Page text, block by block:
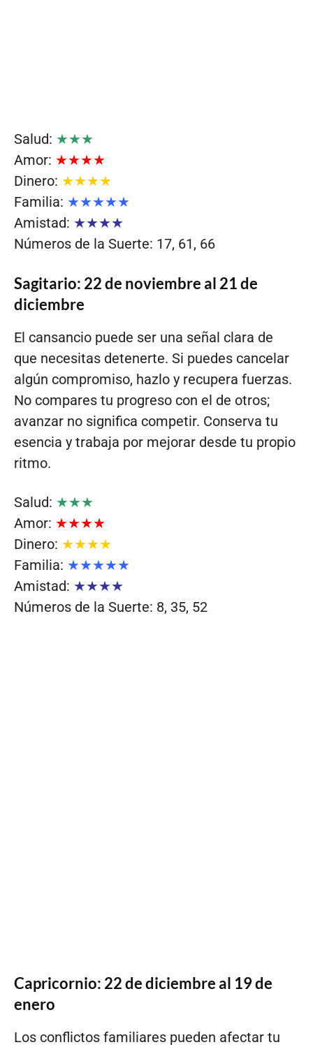
Salud: ★★★
Amor: ★★★★
Dinero: ★★★★
Familia: ★★★★★
Amistad: ★★★★
Números de la Suerte: 17, 61, 66
Sagitario: 22 de noviembre al 21 de
diciembre
El cansancio puede ser una señal clara de
que necesitas detenerte. Si puedes cancelar
algún compromiso, hazlo y recupera fuerzas.
No compares tu progreso con el de otros;
avanzar no significa competir. Conserva tu
esencia y trabaja por mejorar desde tu propio
ritmo.
Salud: ★★★
Amor: ★★★★
Dinero: ★★★★
Familia: ★★★★★
Amistad: ★★★★
Números de la Suerte: 8, 35, 52
Capricornio: 22 de diciembre al 19 de
enero
Los conflictos familiares pueden afectar tu